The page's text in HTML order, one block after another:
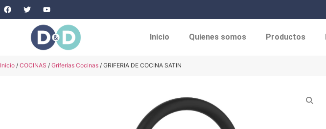
Inicio Quienes somos Productos
Inicio / COCINAS / Griferías Cocinas / GRIFERIA DE COCINA SATIN